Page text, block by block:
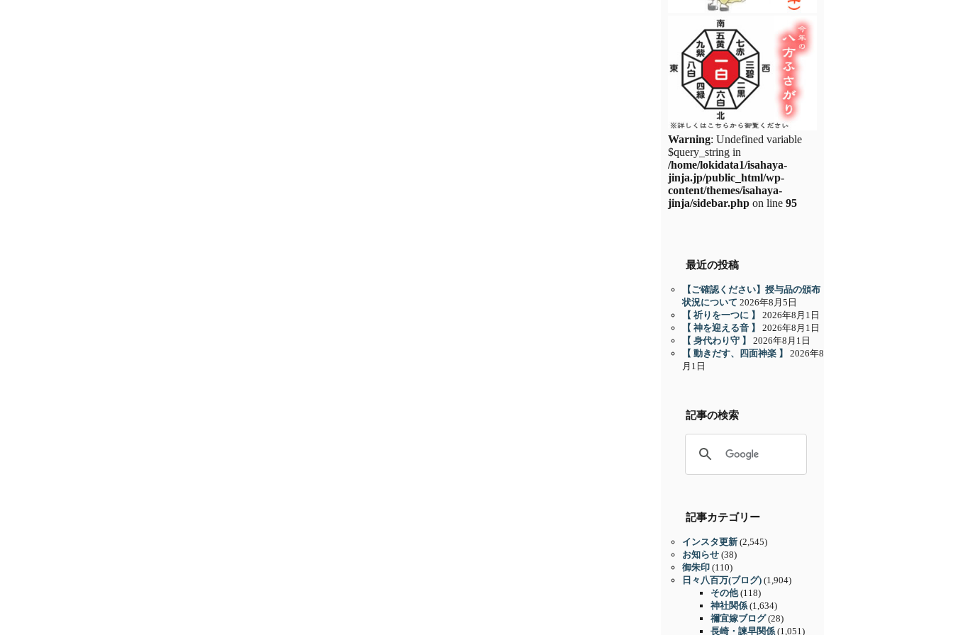
Warning: Undefined variable
$query_string in
/home/lokidata1/isahaya-
jinja.jp/public_html/wp-
content/themes/isahaya-
jinja/sidebar.php on line 95
最近の投稿
【ご確認ください】授与品の頒布
状況について 2026年8月5日
【 祈りを一つに 】
2026年8月1日
【 神を迎える音 】
2026年8月1日
【 身代わり守 】
2026年8月1日
【 動きだす、四面神楽 】
2026年8
月1日
記事の検索
記事カテゴリー
インスタ更新 (2,545)
お知らせ (38)
御朱印 (110)
日々八百万(ブログ) (1,904)
その他(118)
神社関係 (1,634)
禰宜嫁ブログ(28)
長崎・諫早関係 (1,051)